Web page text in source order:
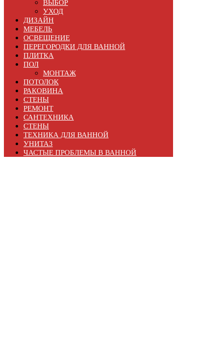
ВЫБОР
УХОД
ДИЗАЙН
МЕБЕЛЬ
ОСВЕЩЕНИЕ
ПЕРЕГОРОДКИ ДЛЯ ВАННОЙ
ПЛИТКА
ПОЛ
МОНТАЖ
ПОТОЛОК
РАКОВИНА
СТЕНЫ
РЕМОНТ
САНТЕХНИКА
СТЕНЫ
ТЕХНИКА ДЛЯ ВАННОЙ
УНИТАЗ
ЧАСТЫЕ ПРОБЛЕМЫ В ВАННОЙ